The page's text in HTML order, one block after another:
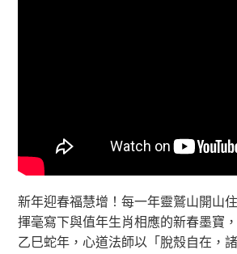
新年迎春福慧增！每一年靈鷲山開山
揮毫寫下與值年生肖相應的新春墨寶
乙巳蛇年，心道法師以「脫殼自在，